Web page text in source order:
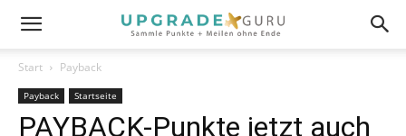
Start Payback
Payback Startseite
PAYBACK-Punkte jetzt auch